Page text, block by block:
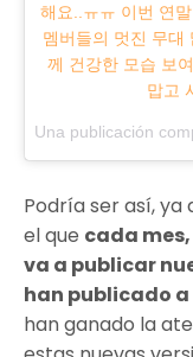
해요..ㅠㅠ 이번 연
멤버들의 멋진 무대
께 건강한 모습 보
맙고
Una publicación
Podría ser así, ya
el que cada mes,
va a publicar
han publicado a
han ganado la